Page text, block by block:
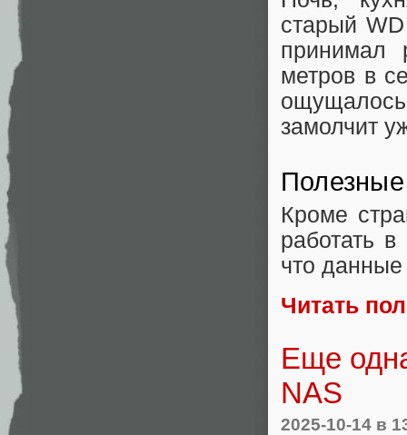
старый
принимал
метров в
замолчит
Кроме
работать
что
Читать
Еще
NAS
2025-10-14 в